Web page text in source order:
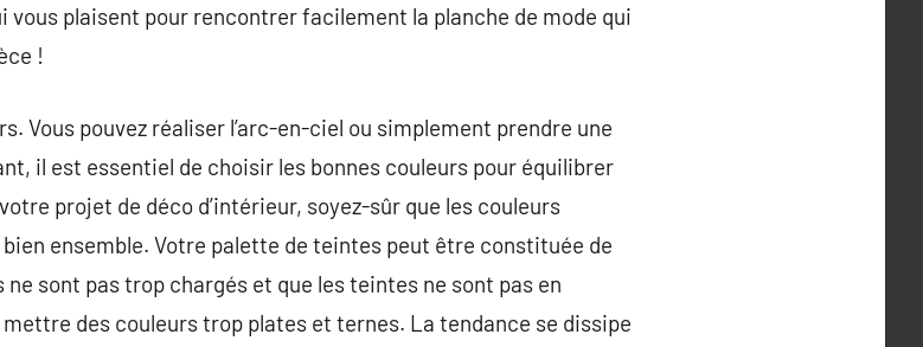
vous plaisent pour rencontrer facilement la planche de mode qui
!
Vous pouvez réaliser l’arc-en-ciel ou simplement prendre une
il est essentiel de choisir les bonnes couleurs pour équilibrer
projet de déco d’intérieur, soyez-sûr que les couleurs
ensemble. Votre palette de teintes peut être constituée de
sont pas trop chargés et que les teintes ne sont pas en
des couleurs trop plates et ternes. La tendance se dissipe